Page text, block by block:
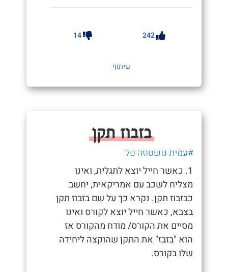
242
14
שיתוף
בזבוז תקן
#עמית גושטוזה טל
1. כאשר חייל יוצא לתגלית, ואינו
מצליח לשכב עם אמריקאית, יחשב
כבזבוז תקן. נקרא כך על שם בזבוז תקן
בצבא, כאשר חייל יוצא לקורס ואינו
מסיים את הקורס/ מודח מהקורס אז
הוא "בזבז" את התקן שהוקצה ליחידה
שלו בקורס.